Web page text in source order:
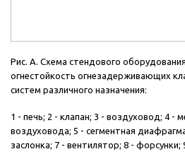
Рис. А. Схема стендового
огнестойкость огнезадерживающих
систем различного назначения:
1 - печь; 2 - клапан; 3 - воздуховод; 4 -
воздуховода; 5 - сегментная
заслонка; 7 - вентилятор; 8 -